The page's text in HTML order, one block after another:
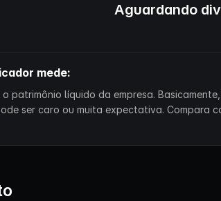
Aguardando
mede:
patrimônio líquido da empresa.
ser caro ou muita expectativa. Compara